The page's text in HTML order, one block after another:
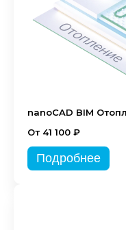
nanoCAD BIM
От 41 100 ₽
Подробнее